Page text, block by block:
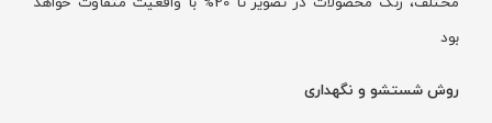
بود
روش شستشو و نگهداری